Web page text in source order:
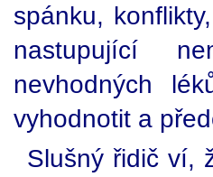
spánku,
nastupující
nevhodných
vyhodnotit a
Slušný řidič ví,